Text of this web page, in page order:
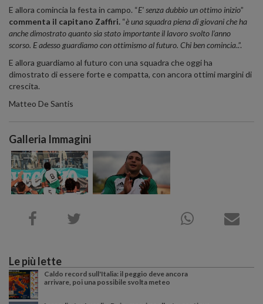
E allora comincia la festa in campo. “E’ senza dubbio un ottimo inizio”
commenta il capitano Zaffiri. “è una squadra piena di giovani che ha
anche dimostrato quanto sia stato importante il lavoro svolto l’anno
scorso. E adesso guardiamo con ottimismo al futuro. Chi ben comincia..”.
E allora guardiamo al futuro con una squadra che oggi ha
dimostrato di essere forte e compatta, con ancora ottimi margini di
crescita.
Matteo De Santis
Galleria Immagini
Le più lette
Caldo record sull'Italia: il peggio deve ancora
arrivare, poi una possibile svolta meteo